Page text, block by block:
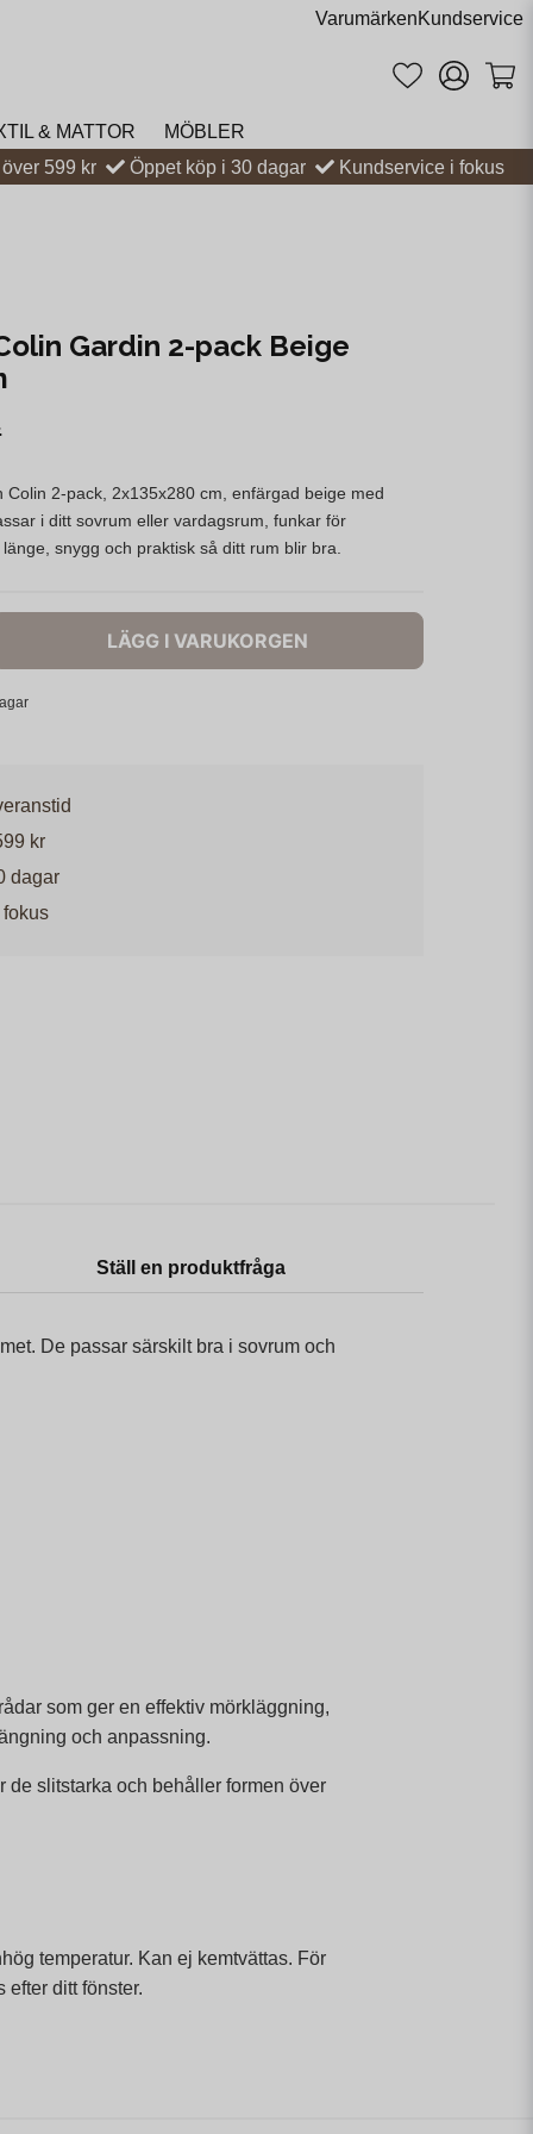
VarumärkenKundservice
& MATTOR
MÖBLER
599 kr
Öppet köp i 30 dagar Kundservice i fokus
Gardin 2-pack Beige
Colin 2-pack, 2x135x280 cm, enfärgad beige med
i ditt sovrum eller vardagsrum, funkar för
snygg och praktisk så ditt rum blir bra.
LÄGG I VARUKORGEN
kr
dagar
Ställ en produktfråga
De passar särskilt bra i sovrum och
som ger en effektiv mörkläggning,
och anpassning.
de slitstarka och behåller formen över
temperatur. Kan ej kemtvättas. För
ditt fönster.